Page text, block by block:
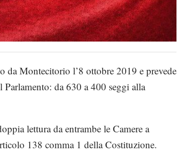
Montecitorio l’8 ottobre 2019 e prevede
da 630 a 400 seggi alla
lettura da entrambe le Camere a
138 comma 1 della Costituzione.